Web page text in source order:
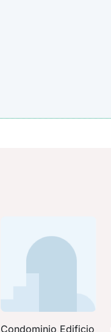
Condominio Edificio